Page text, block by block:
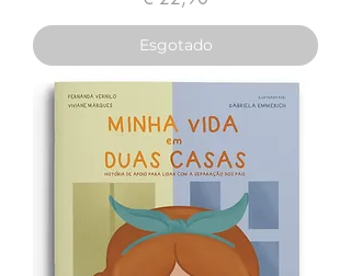
Esgotado